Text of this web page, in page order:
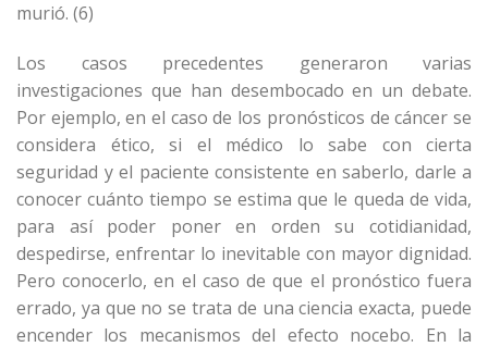
murió. (6)
Los casos precedentes generaron varias
investigaciones que han desembocado en un debate.
Por ejemplo, en el caso de los pronósticos de cáncer se
considera ético, si el médico lo sabe con cierta
seguridad y el paciente consistente en saberlo, darle a
conocer cuánto tiempo se estima que le queda de vida,
para así poder poner en orden su cotidianidad,
despedirse, enfrentar lo inevitable con mayor dignidad.
Pero conocerlo, en el caso de que el pronóstico fuera
errado, ya que no se trata de una ciencia exacta, puede
encender los mecanismos del efecto nocebo. En la